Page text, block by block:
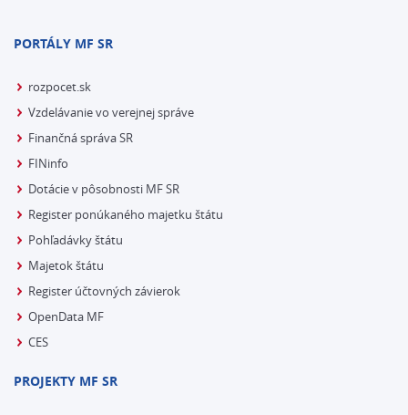
PORTÁLY MF SR
rozpocet.sk
Vzdelávanie vo verejnej správe
Finančná správa SR
FINinfo
Dotácie v pôsobnosti MF SR
Register ponúkaného majetku štátu
Pohľadávky štátu
Majetok štátu
Register účtovných závierok
OpenData MF
CES
PROJEKTY MF SR